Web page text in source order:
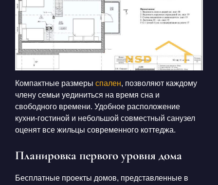
Компактные размеры спален, позволяют каждому
члену семьи уединиться на время сна и
свободного времени. Удобное расположение
кухни-гостиной и небольшой совместный санузел
оценят все жильцы современного коттеджа.
Планировка первого уровня дома
Бесплатные проекты домов, представленные в